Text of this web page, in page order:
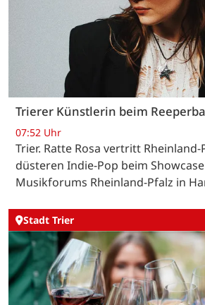
Trierer Künstlerin beim
07:52 Uhr
Trier. Ratte Rosa vertritt
düsteren Indie-Pop beim
Musikforums Rheinland-Pfalz in
Stadt Trier